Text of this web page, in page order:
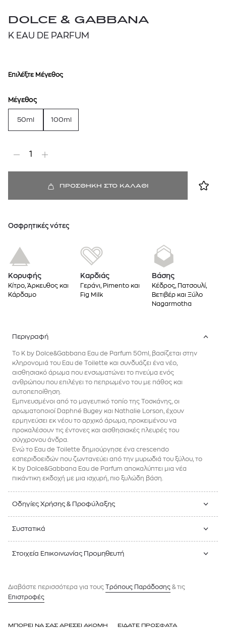
DOLCE & GABBANA
K EAU DE PARFUM
Επιλέξτε Μέγεθος
Μέγεθος
50ml 100ml
1
ΠΡΟΣΘΗΚΗ ΣΤΟ ΚΑΛΑΘΙ
Oσφρητικές νότες
Κορυφής
Κίτρο, Άρκευθος και
Κάρδαμο
Καρδιάς
Γεράνι, Pimento και
Fig Milk
Βάσης
Κέδρος, Πατσουλί,
Βετιβέρ και Ξύλο
Nagarmotha
Περιγραφή
Το K by Dolce&Gabbana Eau de Parfum 50ml, βασίζεται στην
κληρονομιά του Eau de Toilette και συνδυάζει ένα νέο,
αισθησιακό άρωμα που ενσωματώνει το πνεύμα ενός
ανθρώπου που επιλέγει το πεπρωμένο του με πάθος και
αυτοπεποίθηση.
Εμπνευσμένοι από το μαγευτικό τοπίο της Τοσκάνης, οι
αρωματοποιοί Daphné Bugey και Nathalie Lorson, έχουν
ερμηνεύσει εκ νέου το αρχικό άρωμα, προκειμένου να
προκαλέσουν τις έντονες και αισθησιακές πλευρές του
σύγχρονου άνδρα.
Ενώ το Eau de Toilette δημιούργησε ένα crescendo
εσπεριδοειδών που ζωντανεύει από την μυρωδιά του ξύλου, το
K by Dolce&Gabbana Eau de Parfum αποκαλύπτει μια νέα
πικάντικη εκδοχή με μια ισχυρή, πιο ξυλώδη βάση.
Οδηγίες Χρήσης & Προφύλαξης
Συστατικά
Στοιχεία Επικοινωνίας Προμηθευτή
Διαβάστε περισσότερα για τους Tρόπους Παράδοσης & τις
Επιστροφές
ΜΠΟΡΕΙ ΝΑ ΣΑΣ ΑΡΕΣΕΙ ΑΚΟΜΗ ΕΙΔΑΤΕ ΠΡΟΣΦΑΤΑ